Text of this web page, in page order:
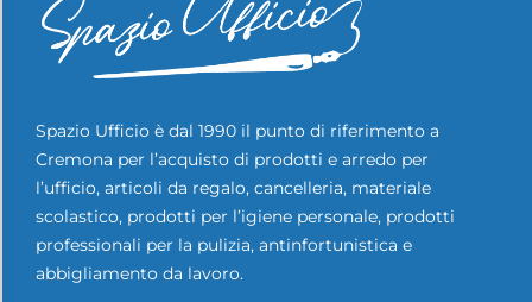
Spazio Ufficio è dal 1990 il punto di riferimento a
Cremona per l’acquisto di prodotti e arredo per
l’ufficio, articoli da regalo, cancelleria, materiale
scolastico, prodotti per l’igiene personale, prodotti
professionali per la pulizia, antinfortunistica e
abbigliamento da lavoro.